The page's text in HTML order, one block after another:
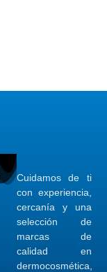
Cuidamos de ti
con experiencia,
cercanía y una
selección de
marcas de
calidad en
dermocosmética,